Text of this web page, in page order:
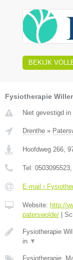
BEKIJK
Fysiotherapie
Niet gevestigd
Drenthe »
Hoofdweg 266,
Tel: 0503095523
E-mail ›
Website: http://
paterswolde/
Fysiotherapie
in ▼
Fysiotherapie,